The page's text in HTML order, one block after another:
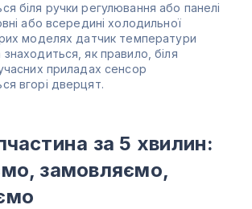
біля ручки регулювання або панелі
або всередині холодильної
моделях датчик температури
як правило, біля
приладах сенсор
вгорі дверцят.
за 5 хвилин:
замовляємо,